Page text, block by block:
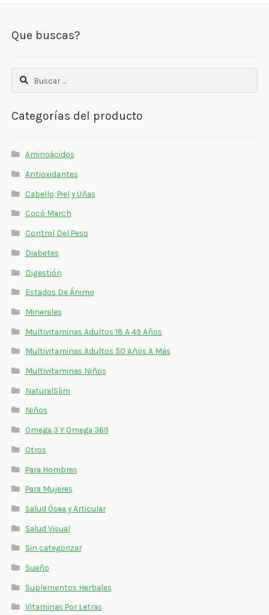
Que buscas?
Buscar:
Categorías del producto
Aminoácidos
Antioxidantes
Cabello, Piel y Uñas
Cocó March
Control Del Peso
Diabetes
Digestión
Estados De Ánimo
Minerales
Multivitaminas Adultos 18 A 49 Años
Multivitaminas Adultos 50 Años A Más
Multivitaminas Niños
NaturalSlim
Niños
Omega 3 Y Omega 369
Otros
Para Hombres
Para Mujeres
Salud Ósea y Articular
Salud Visual
Sin categorizar
Sueño
Suplementos Herbales
Vitaminas Por Letras